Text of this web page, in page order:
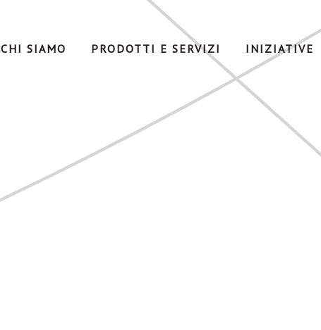
CHI SIAMO PRODOTTI E SERVIZI INIZIATIVE